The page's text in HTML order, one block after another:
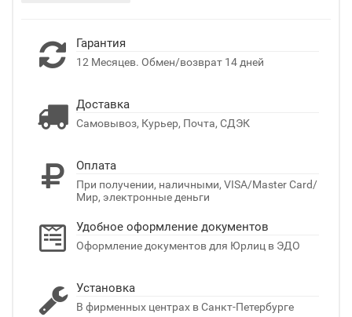
Гарантия
12 Месяцев. Обмен/возврат 14 дней
Доставка
Самовывоз, Курьер, Почта, СДЭК
Оплата
При получении, наличными, VISA/Master Card/
Мир, электронные деньги
Удобное оформление документов
Оформление документов для Юрлиц в ЭДО
Установка
В фирменных центрах в Санкт-Петербурге